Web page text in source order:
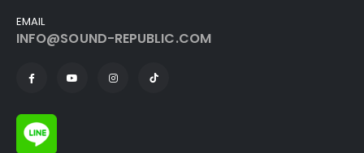
EMAIL
INFO@SOUND-REPUBLIC.COM